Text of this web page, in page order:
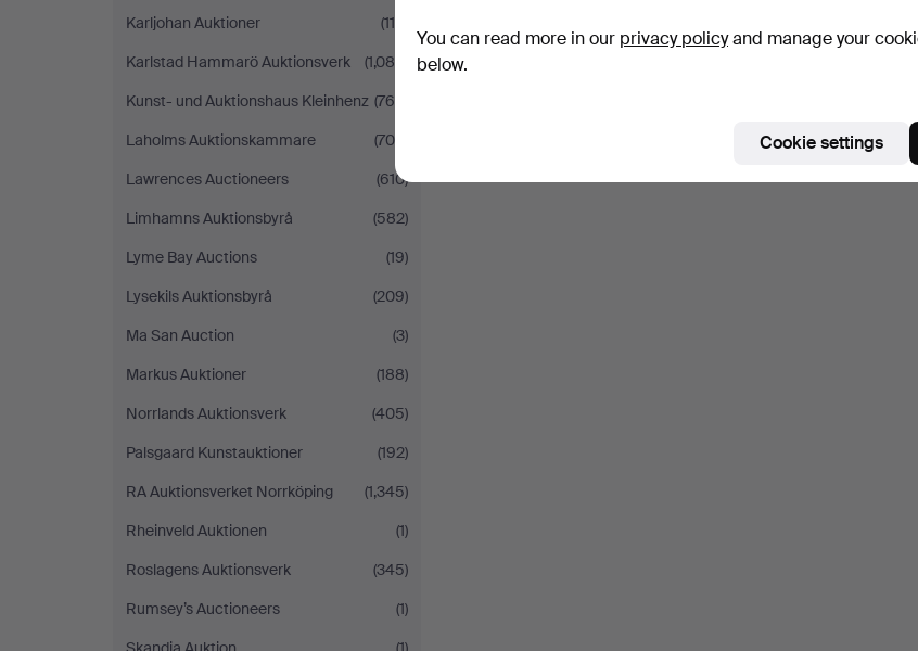
Karljohan Auktioner
(118)
Karlstad Hammarö Auktionsverk
(1,085)
Kunst- und Auktionshaus Kleinhenz (766)
Laholms Auktionskammare
(708)
Lawrences Auctioneers
(610)
Limhamns Auktionsbyrå
(582)
Lyme Bay Auctions
(19)
Lysekils Auktionsbyrå
(209)
Ma San Auction
(3)
Markus Auktioner
(188)
Norrlands Auktionsverk
(405)
Palsgaard Kunstauktioner
(192)
RA Auktionsverket Norrköping
(1,345)
Rheinveld Auktionen
(1)
Roslagens Auktionsverk
(345)
Rumsey’s Auctioneers
(1)
You can read more in our privacy policyand manage your
below.
Cookie settings